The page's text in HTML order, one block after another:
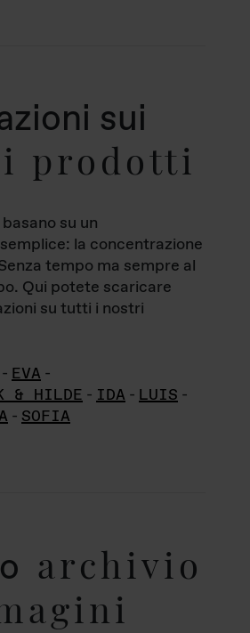
sui
prodotti
su un
la concentrazione
tempo ma sempre al
Qui potete scaricare
su tutti i nostri
- EVA -
& HILDE - IDA - LUIS -
- SOFIA
archivio